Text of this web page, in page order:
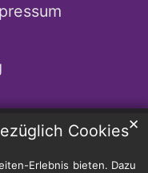
Cookies
Erlebnis bieten. Dazu
✕